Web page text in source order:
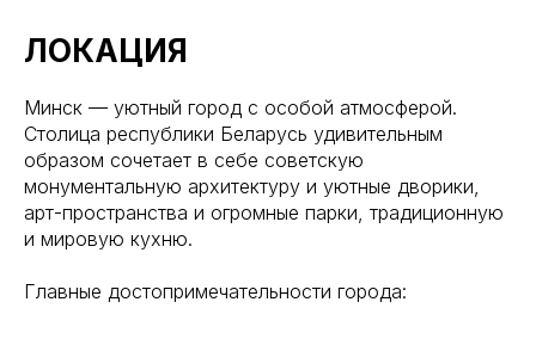
ЛОКАЦИЯ
Минск — уютный город с особой атмосферой.
Столица республики Беларусь удивительным
образом сочетает в себе советскую
монументальную архитектуру и уютные дворики,
арт-пространства и огромные парки, традиционную
и мировую кухню.
Главные достопримечательности города: